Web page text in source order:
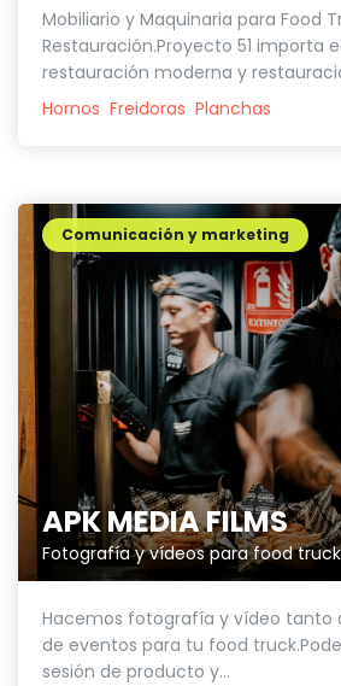
Mobiliario y Maquinaria para Food
Restauración.Proyecto 51 importa
restauración moderna y
Hornos Freidoras Planchas
APK MEDIA FILMS
Fotografía y vídeos para food
Comunicación y marketing
Hacemos fotografía y vídeo tanto
de eventos para tu food
sesión de producto y...